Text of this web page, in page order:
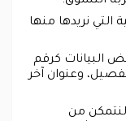
التي نريدها منها
البيانات كرقم
وعنوان آخر
من